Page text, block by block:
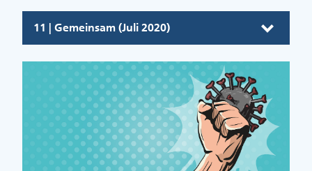
11 | Gemeinsam (Juli 2020)